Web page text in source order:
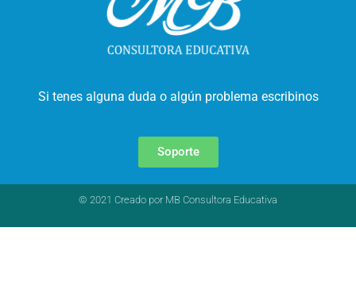
Si tenes alguna duda o algún problema escribinos
Soporte
© 2021 Creado por MB Consultora Educativa